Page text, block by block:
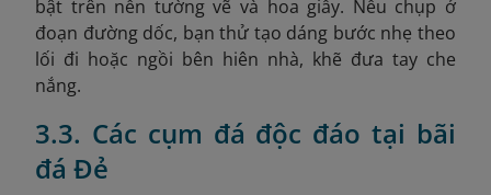
bật trên nền tường vẽ và hoa giấy. Nếu chụp ở
đoạn đường dốc, bạn thử tạo dáng bước nhẹ theo
lối đi hoặc ngồi bên hiên nhà, khẽ đưa tay che
nắng.
3.3. Các cụm đá độc đáo tại bãi
đá Đẻ